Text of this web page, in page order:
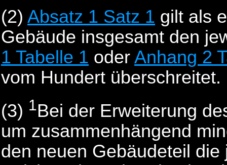
(2) Absatz 1 Satz 1 gilt als
Gebäude insgesamt den
1 Tabelle 1 oder Anhang 2
vom Hundert überschreitet.
(3) 1Bei der Erweiterung
um zusammenhängend
den neuen Gebäudeteil